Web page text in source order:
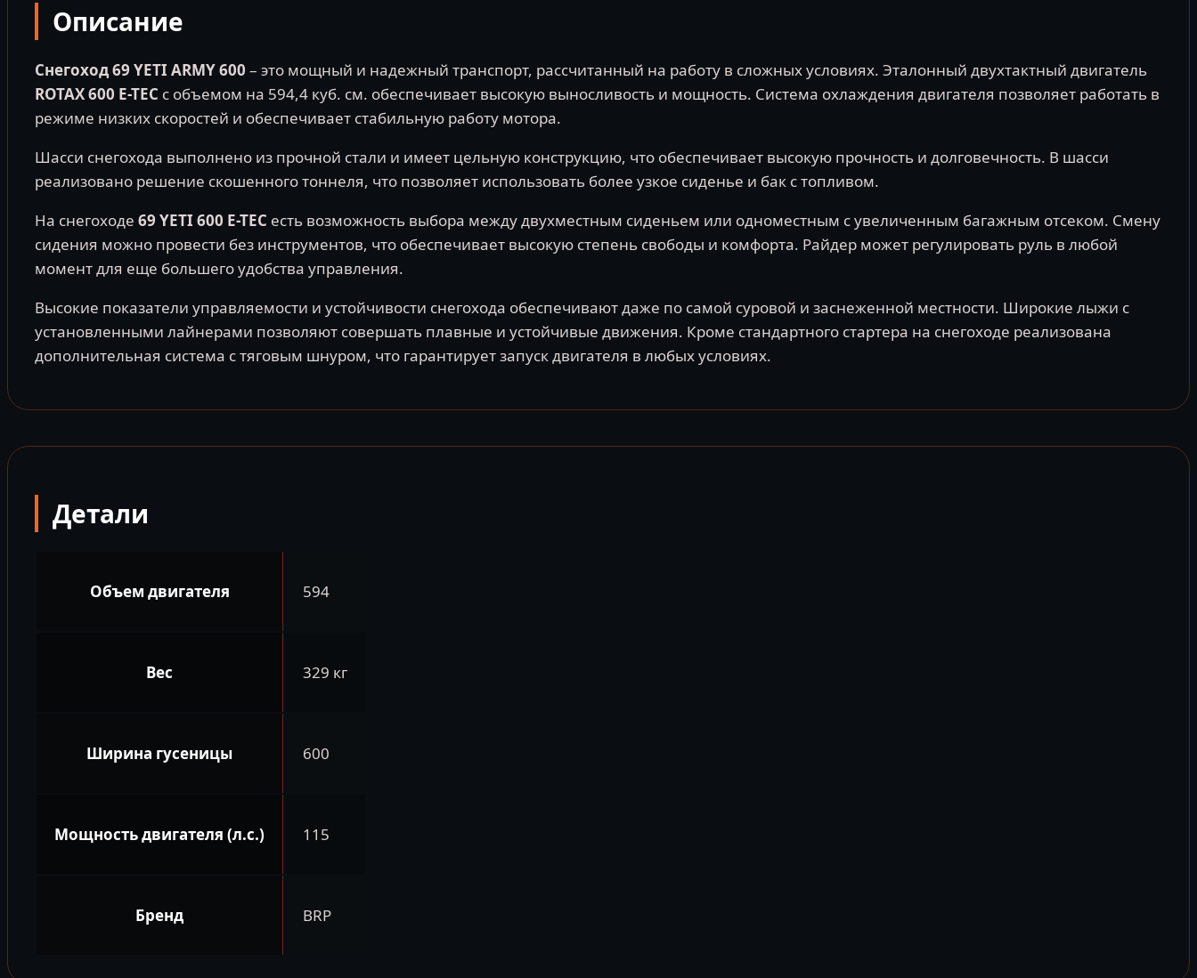
Описание
Снегоход 69 YETI ARMY 600 – это мощный и надежный транспорт, рассчитанный на работу в сложных условиях. Эталонный двухтактный двигатель
ROTAX 600 E-TEC с объемом на 594,4 куб. см. обеспечивает высокую выносливость и мощность. Система охлаждения двигателя позволяет работать в
режиме низких скоростей и обеспечивает стабильную работу мотора.
Шасси снегохода выполнено из прочной стали и имеет цельную конструкцию, что обеспечивает высокую прочность и долговечность. В шасси
реализовано решение скошенного тоннеля, что позволяет использовать более узкое сиденье и бак с топливом.
На снегоходе 69 YETI 600 E-TEC есть возможность выбора между двухместным сиденьем или одноместным с увеличенным багажным отсеком. Смену
сидения можно провести без инструментов, что обеспечивает высокую степень свободы и комфорта. Райдер может регулировать руль в любой
момент для еще большего удобства управления.
Высокие показатели управляемости и устойчивости снегохода обеспечивают даже по самой суровой и заснеженной местности. Широкие лыжи с
установленными лайнерами позволяют совершать плавные и устойчивые движения. Кроме стандартного стартера на снегоходе реализована
дополнительная система с тяговым шнуром, что гарантирует запуск двигателя в любых условиях.
Детали
Объем двигателя 594
Вес 329 кг
Ширина гусеницы 600
Мощность двигателя (л.с.) 115
Бренд BRP